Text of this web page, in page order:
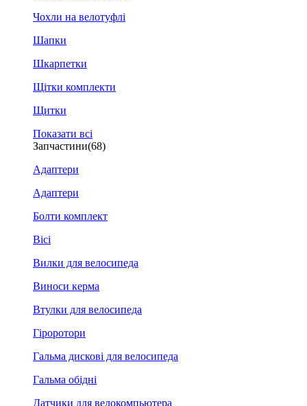
Чохли на велотуфлі
Шапки
Шкарпетки
Щітки комплекти
Щитки
Показати всі
Запчастини(68)
Адаптери
Адаптери
Болти комплект
Вісі
Вилки для велосипеда
Виноси керма
Втулки для велосипеда
Гіроротори
Гальма дискові для велосипеда
Гальма обідні
Датчики для велокомпьютера